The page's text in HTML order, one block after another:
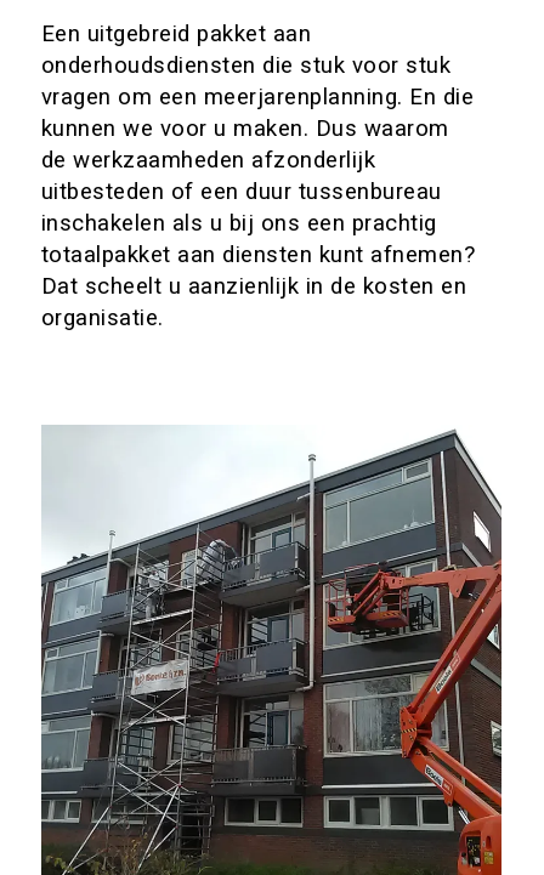
Een uitgebreid pakket aan
onderhoudsdiensten die stuk voor stuk
vragen om een meerjarenplanning. En die
kunnen we voor u maken. Dus waarom
de werkzaamheden afzonderlijk
uitbesteden of een duur tussenbureau
inschakelen als u bij ons een prachtig
totaalpakket aan diensten kunt afnemen?
Dat scheelt u aanzienlijk in de kosten en
organisatie.